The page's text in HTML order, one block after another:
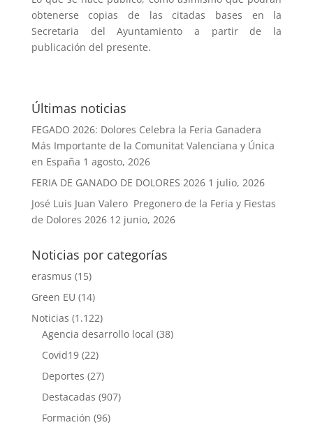
obtenerse copias de las citadas bases en la
Secretaria del Ayuntamiento a partir de la
publicación del presente.
Últimas noticias
FEGADO 2026: Dolores Celebra la Feria Ganadera
Más Importante de la Comunitat Valenciana y Única
en España 1 agosto, 2026
FERIA DE GANADO DE DOLORES 2026 1 julio, 2026
José Luis Juan Valero Pregonero de la Feria y Fiestas
de Dolores 2026 12 junio, 2026
Noticias por categorías
erasmus (15)
Green EU (14)
Noticias (1.122)
Agencia desarrollo local (38)
Covid19(22)
Deportes (27)
Destacadas (907)
Formación (96)